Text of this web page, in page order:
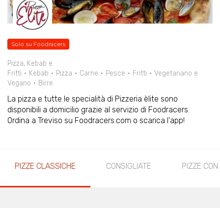
Solo su Foodracers
Pizza, Kebab e
Fritti
Kebab Pizza Carne Pesce Fritti
Vegetariano e
Vegano
Birre
La pizza e tutte le specialità di Pizzeria èlite sono
disponibili a domicilio grazie al servizio di Foodracers.
Ordina a Treviso su Foodracers.com o scarica l'app!
PIZZE CLASSICHE CONSIGLIATE PIZZE